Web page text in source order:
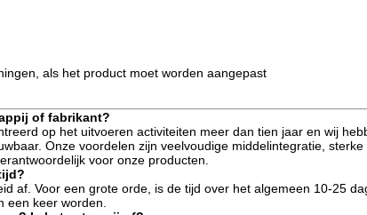
als het product moet worden aangepast
of fabrikant?
op het uitvoeren activiteiten meer dan tien jaar en wij
Onze voordelen zijn veelvoudige middelintegratie,
voor onze producten.
af. Voor een grote orde, is de tijd over het algemeen 10-25
een keer worden.